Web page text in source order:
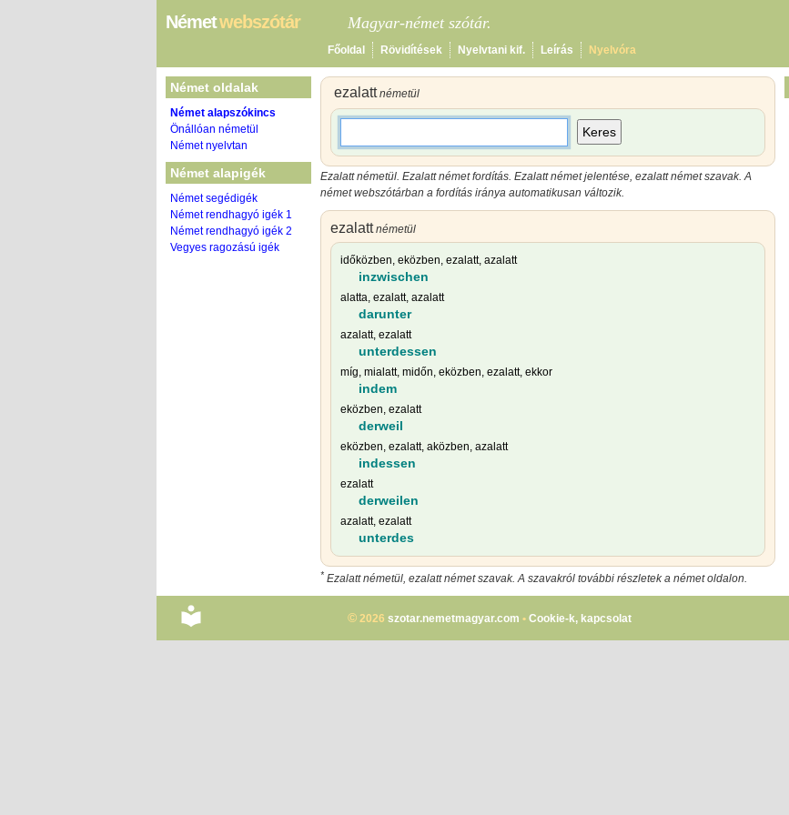
Németwebszótár Magyar-német szótár.
Főoldal Rövidítések Nyelvtani kif. Leírás Nyelvóra
ezalattnémetül
Keres
Ezalatt németül. Ezalatt német fordítás. Ezalatt német jelentése, ezalatt német szavak. A
német webszótárban a fordítás iránya automatikusan változik.
ezalattnémetül
időközben, eközben, ezalatt, azalatt
inzwischen
alatta, ezalatt, azalatt
darunter
azalatt, ezalatt
unterdessen
míg, mialatt, midőn, eközben, ezalatt, ekkor
indem
eközben, ezalatt
derweil
eközben, ezalatt, aközben, azalatt
indessen
ezalatt
derweilen
azalatt, ezalatt
unterdes
* Ezalatt németül, ezalatt német szavak. A szavakról további részletek a német oldalon.
Német oldalak
Német alapszókincs
Önállóan németül
Német nyelvtan
Német alapigék
Német segédigék
Német rendhagyó igék 1
Német rendhagyó igék 2
Vegyes ragozású igék
© 2026 szotar.nemetmagyar.com • Cookie-k, kapcsolat